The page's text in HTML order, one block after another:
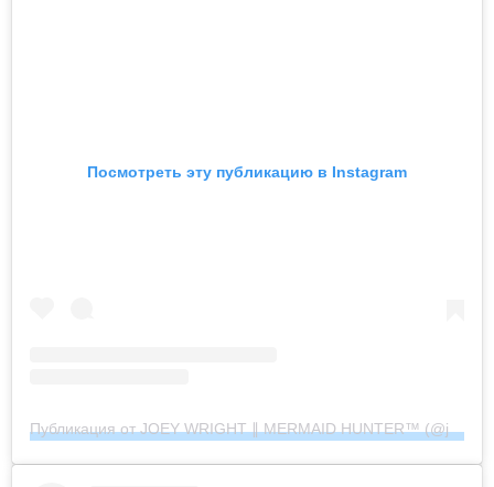
Посмотреть эту публикацию в Instagram
Публикация от JOEY WRIGHT ∥ MERMAID HUNTER™︎ (@joeywrightphoto)